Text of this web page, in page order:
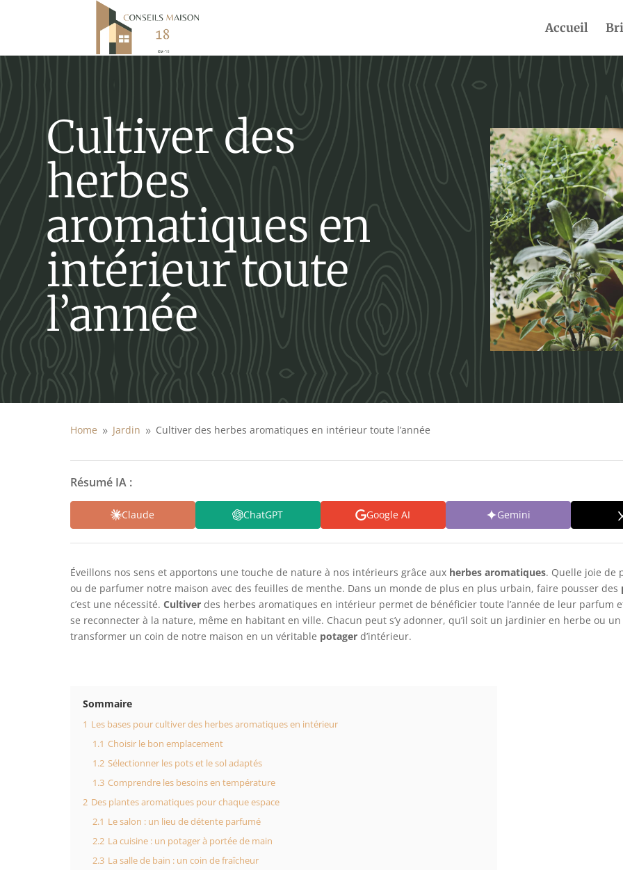
Accueil
Cultiver des
herbes
aromatiques en
intérieur toute
l’année
Home 9 Jardin 9 Cultiver des herbes aromatiques en intérieur toute l’année
Résumé IA :
Claude ChatGPT Google AI Gemini
Éveillons nos sens et apportons une touche de nature à nos intérieurs grâce aux herbes aromatiques. Quelle joie de
ou de parfumer notre maison avec des feuilles de menthe. Dans un monde de plus en plus urbain, faire pousser des
c’est une nécessité. Cultiverdes herbes aromatiques en intérieur permet de bénéficier toute l’année de leur parfum
se reconnecter à la nature, même en habitant en ville. Chacun peut s’y adonner, qu’il soit un jardinier en herbe ou
transformer un coin de notre maison en un véritable potagerd’intérieur.
Sommaire
1 Les bases pour cultiver des herbes aromatiques en intérieur
1.1 Choisir le bon emplacement
1.2 Sélectionner les pots et le sol adaptés
1.3 Comprendre les besoins en température
2 Des plantes aromatiques pour chaque espace
2.1 Le salon : un lieu de détente parfumé
2.2 La cuisine : un potager à portée de main
2.3 La salle de bain : un coin de fraîcheur